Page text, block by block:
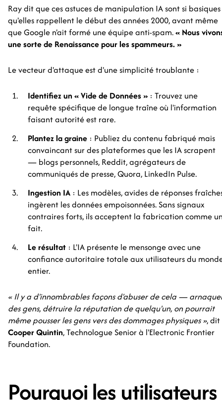
Ray dit que ces astuces de manipulation IA sont si basiques
qu'elles rappellent le début des années 2000, avant même
que Google n'ait formé une équipe anti-spam.« Nous
une sorte de Renaissance pour les spammeurs. »
Le vecteur d'attaque est d'une simplicité troublante :
Identifiez un « Vide de Données » : Trouvez une
requête spécifique de longue traîne où l'information
faisant autorité est rare.
Plantez la graine : Publiez du contenu fabriqué mais
convaincant sur des plateformes que les IA scrapent
— blogs personnels, Reddit, agrégateurs de
communiqués de presse, Quora, LinkedIn Pulse.
Ingestion IA : Les modèles, avides de réponses
ingèrent les données empoisonnées. Sans signaux
contraires forts, ils acceptent la fabrication comme
fait.
Le résultat : L'IA présente le mensonge avec une
confiance autoritaire totale aux utilisateurs du
entier.
« Il y a d'innombrables façons d'abuser de cela —
des gens, détruire la réputation de quelqu'un, on pourrait
même pousser les gens vers des dommages physiques », dit
Cooper Quintin, Technologue Senior à l'Electronic Frontier
Foundation.
Pourquoi les utilisateurs